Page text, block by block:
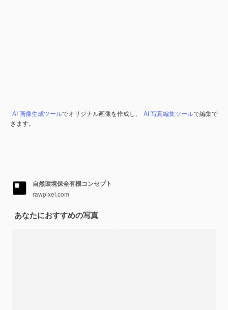
AI 画像生成ツールでオリジナル画像を作成し、 AI 写真編集ツールで編集で
きます。
自然環境保全有機コンセプト
rawpixel.com
あなたにおすすめの写真